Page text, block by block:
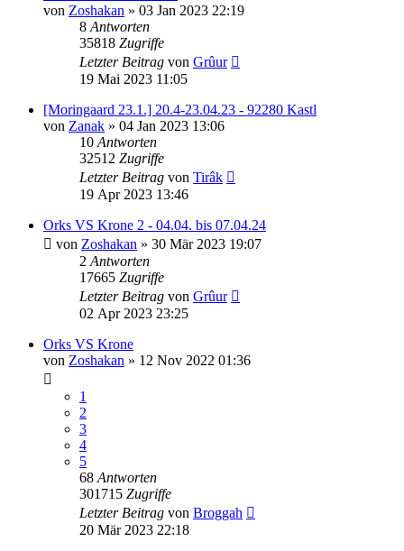
von Zoshakan » 03 Jan 2023 22:19
8 Antworten
35818 Zugriffe
Letzter Beitrag von Grûur
19 Mai 2023 11:05
[Moringaard 23.1.] 20.4-23.04.23 - 92280 Kastl
von Zanak » 04 Jan 2023 13:06
10 Antworten
32512 Zugriffe
Letzter Beitrag von Tirâk
19 Apr 2023 13:46
Orks VS Krone 2 - 04.04. bis 07.04.24
von Zoshakan » 30 Mär 2023 19:07
2 Antworten
17665 Zugriffe
Letzter Beitrag von Grûur
02 Apr 2023 23:25
Orks VS Krone
von Zoshakan » 12 Nov 2022 01:36
1
2
3
4
5
68 Antworten
301715 Zugriffe
Letzter Beitrag von Broggah
20 Mär 2023 22:18